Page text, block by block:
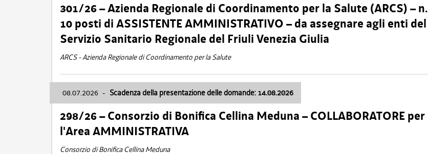
301/26 – Azienda Regionale di Coordinamento per la Salute (ARCS) – n.
10 posti di ASSISTENTE AMMINISTRATIVO – da assegnare agli enti del
Servizio Sanitario Regionale del Friuli Venezia Giulia
ARCS - Azienda Regionale di Coordinamento per la Salute
08.07.2026 - Scadenza della presentazione delle domande: 14.08.2026
298/26 – Consorzio di Bonifica Cellina Meduna – COLLABORATORE per
l'Area AMMINISTRATIVA
Consorzio di Bonifica Cellina Meduna